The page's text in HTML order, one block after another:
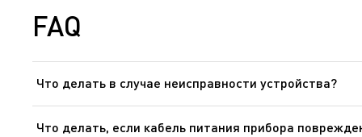
FAQ
Что делать в случае неисправности устройства?
После ознакомления с инструкциями по запуску
ней другое устройство. Если прибор не заработал, не
Что делать, если кабель питания прибора